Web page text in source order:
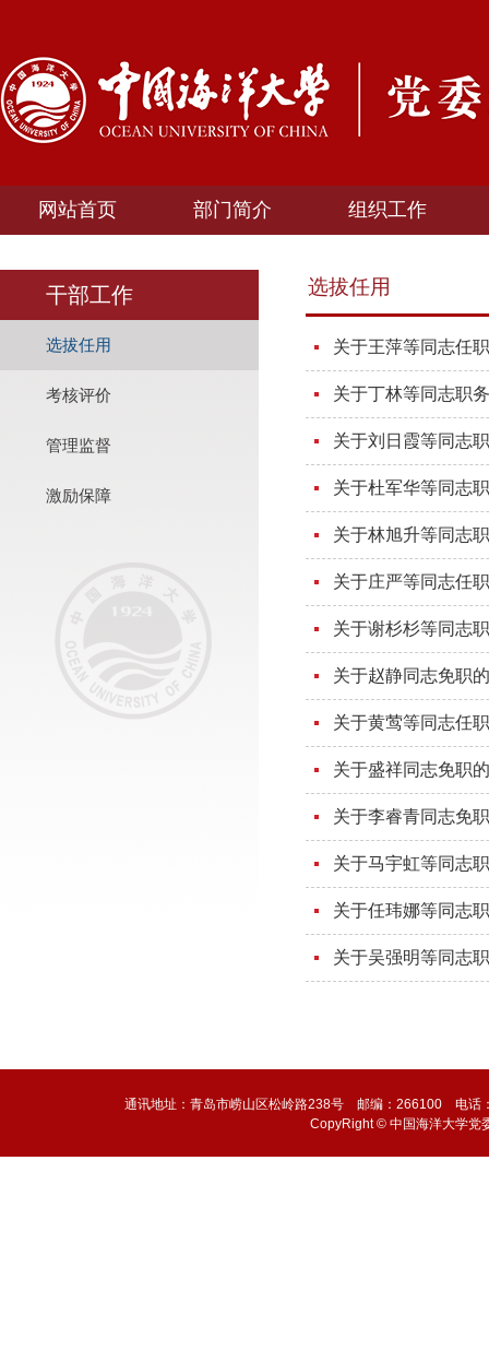
网站首页 部门简介 组织工作
干部工作
选拔任用
考核评价
管理监督
激励保障
选拔任用
关于王萍等同志任
关于丁林等同志职
关于刘日霞等同志
关于杜军华等同志
关于林旭升等同志
关于庄严等同志任
关于谢杉杉等同志
关于赵静同志免职
关于黄莺等同志任
关于盛祥同志免职
关于李睿青同志免
关于马宇虹等同志
关于任玮娜等同志
关于吴强明等同志
通讯地址：青岛市崂山区松岭路238号 邮编：266100 电
CopyRight © 中国海洋大学党